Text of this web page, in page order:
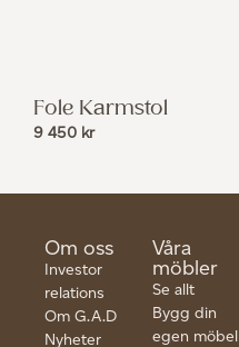
Fole Karmstol
9 450 kr
Om oss
Investor
relations
Om G.A.D
Nyheter
Våra
möbler
Se allt
Bygg din
egen möbel